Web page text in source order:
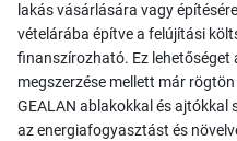
lakás vásárlására vagy
vételárába építve a felújítási
finanszírozható. Ez lehetőséget
megszerzése mellett már
GEALAN ablakokkal és ajtókkal
az energiafogyasztást és